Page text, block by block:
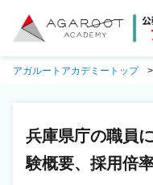
アガルートアカデミートップ
兵庫県庁の職員
験概要、採用倍